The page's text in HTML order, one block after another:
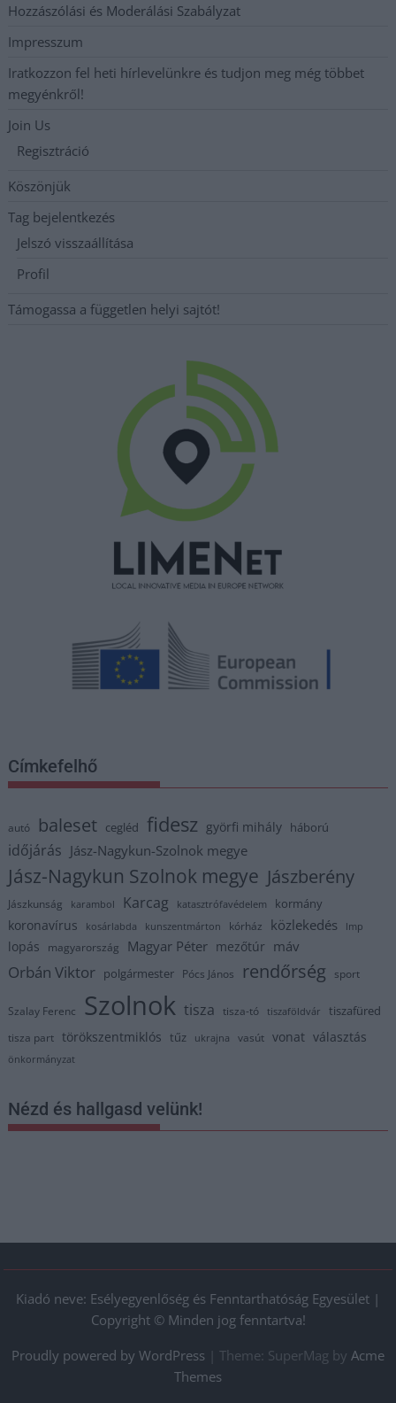
Hozzászólási és Moderálási Szabályzat
Impresszum
Iratkozzon fel heti hírlevelünkre és tudjon meg még többet
megyénkről!
Join Us
Regisztráció
Köszönjük
Tag bejelentkezés
Jelszó visszaállítása
Profil
Támogassa a független helyi sajtót!
Címkefelhő
autó baleset cegléd fidesz györfi mihály háború
időjárás Jász-Nagykun-Szolnok megye
Jász-Nagykun Szolnok megye Jászberény
Jászkunság karambol Karcag katasztrófavédelem kormány
koronavírus kosárlabda kunszentmárton kórház közlekedés lmp
lopás magyarország Magyar Péter mezőtúr máv
Orbán Viktor polgármester Pócs János rendőrség sport
Szalay Ferenc Szolnok tisza tisza-tó tiszaföldvár tiszafüred
tisza part törökszentmiklós tűz ukrajna vasút vonat választás
önkormányzat
Nézd és hallgasd velünk!
Kiadó neve: Esélyegyenlőség és Fenntarthatóság Egyesület |
Copyright © Minden jog fenntartva!
Proudly powered by WordPress
Theme: SuperMag by Acme
Themes